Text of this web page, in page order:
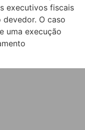
executivos fiscais
O caso
uma execução